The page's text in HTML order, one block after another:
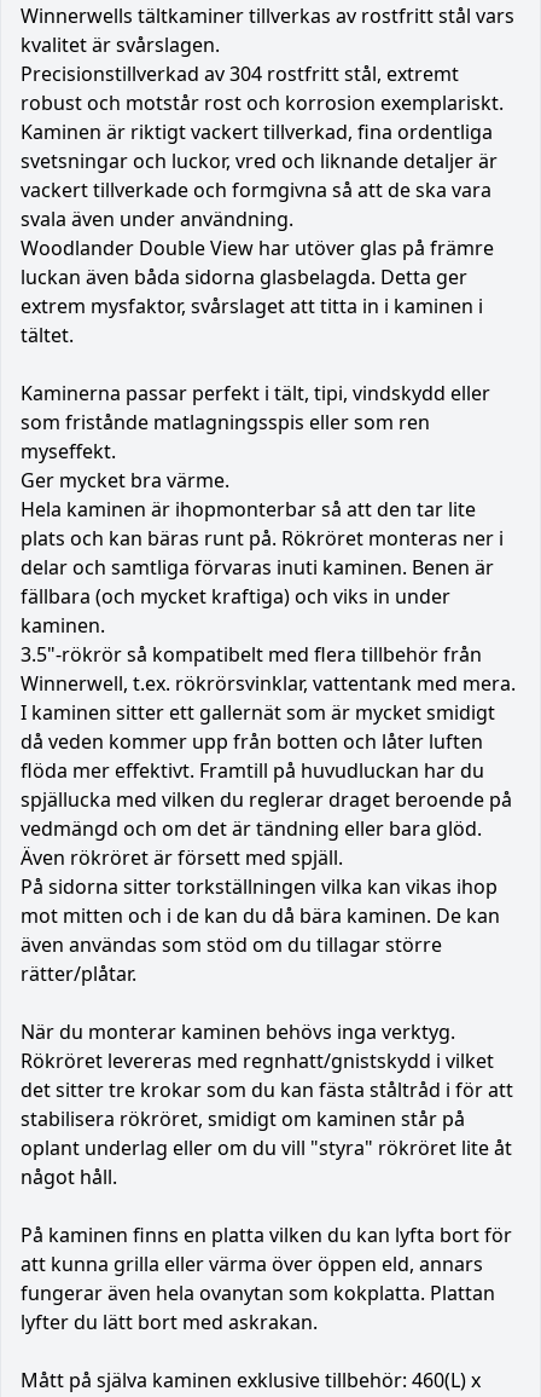
Winnerwells tältkaminer tillverkas av rostfritt stål vars
kvalitet är svårslagen.
Precisionstillverkad av 304 rostfritt stål, extremt
robust och motstår rost och korrosion exemplariskt.
Kaminen är riktigt vackert tillverkad, fina ordentliga
svetsningar och luckor, vred och liknande detaljer är
vackert tillverkade och formgivna så att de ska vara
svala även under användning.
Woodlander Double View har utöver glas på främre
luckan även båda sidorna glasbelagda. Detta ger
extrem mysfaktor, svårslaget att titta in i kaminen i
tältet.
Kaminerna passar perfekt i tält, tipi, vindskydd eller
som fristånde matlagningsspis eller som ren
myseffekt.
Ger mycket bra värme.
Hela kaminen är ihopmonterbar så att den tar lite
plats och kan bäras runt på. Rökröret monteras ner i
delar och samtliga förvaras inuti kaminen. Benen är
fällbara (och mycket kraftiga) och viks in under
kaminen.
3.5"-rökrör så kompatibelt med flera tillbehör från
Winnerwell, t.ex. rökrörsvinklar, vattentank med mera.
I kaminen sitter ett gallernät som är mycket smidigt
då veden kommer upp från botten och låter luften
flöda mer effektivt. Framtill på huvudluckan har du
spjällucka med vilken du reglerar draget beroende på
vedmängd och om det är tändning eller bara glöd.
Även rökröret är försett med spjäll.
På sidorna sitter torkställningen vilka kan vikas ihop
mot mitten och i de kan du då bära kaminen. De kan
även användas som stöd om du tillagar större
rätter/plåtar.
När du monterar kaminen behövs inga verktyg.
Rökröret levereras med regnhatt/gnistskydd i vilket
det sitter tre krokar som du kan fästa ståltråd i för att
stabilisera rökröret, smidigt om kaminen står på
oplant underlag eller om du vill "styra" rökröret lite åt
något håll.
På kaminen finns en platta vilken du kan lyfta bort för
att kunna grilla eller värma över öppen eld, annars
fungerar även hela ovanytan som kokplatta. Plattan
lyfter du lätt bort med askrakan.
Mått på själva kaminen exklusive tillbehör: 460(L) x